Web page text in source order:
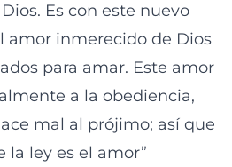
Es con este nuevo
amor inmerecido de Dios
para amar. Este amor
a la obediencia,
mal al prójimo; así que
ley es el amor”